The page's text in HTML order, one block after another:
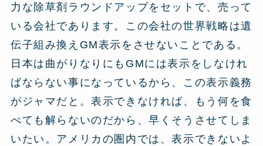
力な除草剤ラウンドアップをセットで、売って
いる会社であります。この会社の世界戦略は遺
伝子組み換えGM表示をさせないことである。
日本は曲がりなりにもGMには表示をしなけれ
ばならない事になっているから、この表示義務
がジャマだと。表示できなければ、もう何を食
べても解らないのだから、早くそうさせてしま
いたい。アメリカの圏内では、表示できないよ